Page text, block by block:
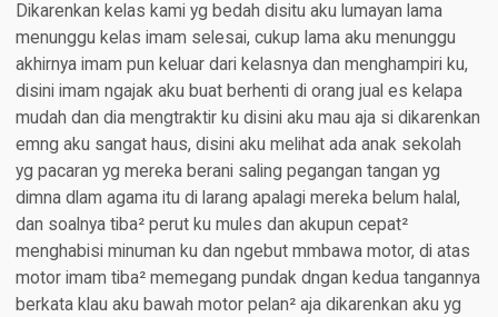
Dikarenkan kelas kami yg bedah disitu aku lumayan lama
menunggu kelas imam selesai, cukup lama aku menunggu
akhirnya imam pun keluar dari kelasnya dan menghampiri ku,
disini imam ngajak aku buat berhenti di orang jual es kelapa
mudah dan dia mengtraktir ku disini aku mau aja si dikarenkan
emng aku sangat haus, disini aku melihat ada anak sekolah
yg pacaran yg mereka berani saling pegangan tangan yg
dimna dlam agama itu di larang apalagi mereka belum halal,
dan soalnya tiba² perut ku mules dan akupun cepat²
menghabisi minuman ku dan ngebut mmbawa motor, di atas
motor imam tiba² memegang pundak dngan kedua tangannya
berkata klau aku bawah motor pelan² aja dikarenkan aku yg